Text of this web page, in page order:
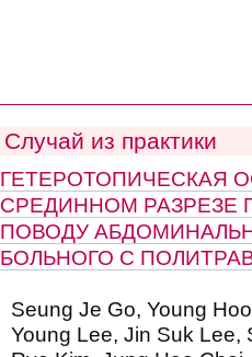
Случай из практики
ГЕТЕРОТОПИЧЕСКАЯ
СРЕДИННОМ РАЗРЕЗЕ
ПОВОДУ
БОЛЬНОГО С
Seung Je Go, Young
Young Lee, Jin Suk Lee,